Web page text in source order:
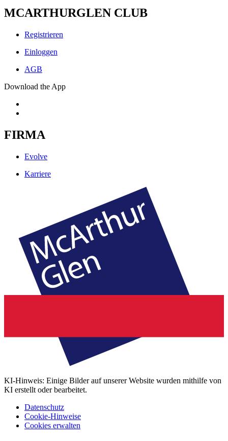
MCARTHURGLEN CLUB
Registrieren
Einloggen
AGB
Download the App
FIRMA
Evolve
Karriere
KI-Hinweis: Einige Bilder auf unserer Website wurden mithilfe von
KI erstellt oder bearbeitet.
Datenschutz
Cookie-Hinweise
Cookies erwalten